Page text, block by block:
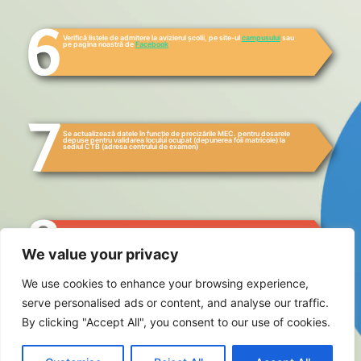
We value your privacy
We use cookies to enhance your browsing experience,
serve personalised ads or content, and analyse our traffic.
By clicking "Accept All", you consent to our use of cookies.
Verifică listele de admitere la avizierul școlii, pe site-ulcampusuluisau
pe pagina noastră deFacebook
Se actualizează datele în funcție de precizările MEC. pentru dosarele
depuse pentru validarea locului ocupat (depunerea foii matricole) la
sediul CTB (adresa centrului de examen)
Începi școala în 09.09.2020
Foaia matricolă-pentru-clasa-a-VIII-a-sau-după-caz,-
certificat-absolvire-sau-certificat-de-capficare-în-
urma-finapzării-şcopi-de-arte-marțiale